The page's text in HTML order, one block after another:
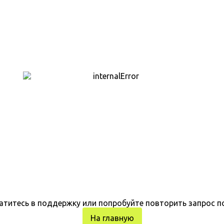
в поддержку или попробуйте повторить запрос
На главную